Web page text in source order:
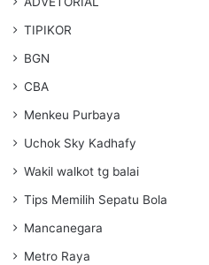
TIPIKOR
BGN
CBA
Menkeu Purbaya
Uchok Sky Kadhafy
Wakil walkot tg balai
Tips Memilih Sepatu Bola
Mancanegara
Metro Raya